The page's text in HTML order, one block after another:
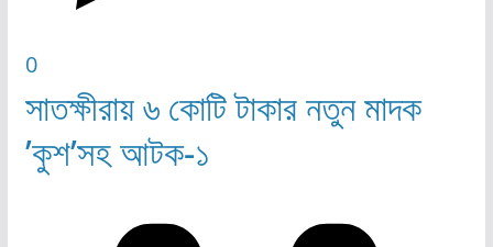
0
সাতক্ষীরায় ৬ কোটি টাকার নতুন মাদক
’কুশ’সহ আটক-১